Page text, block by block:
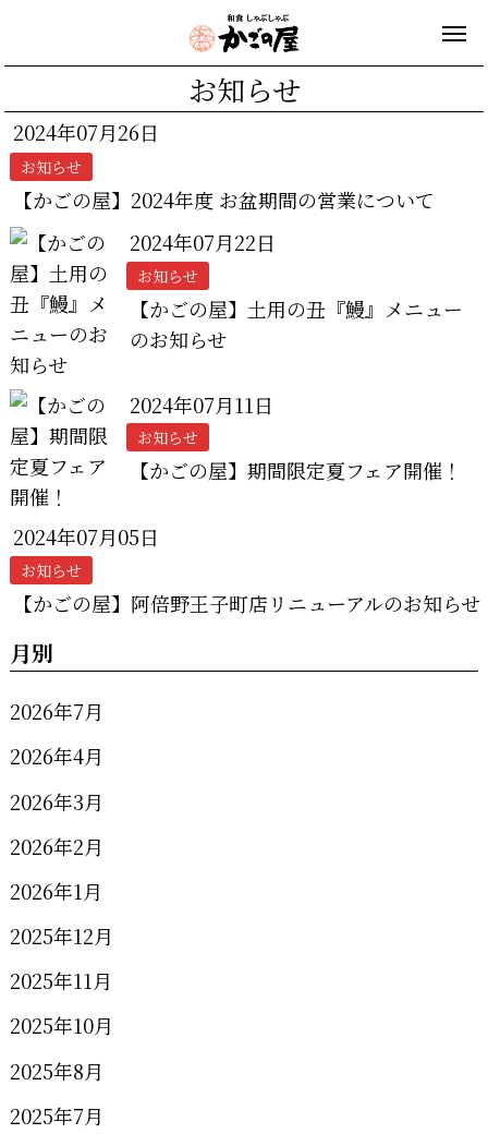
お知らせ
2024年07月26日
お知らせ
【かごの屋】2024年度 お盆期間の営業について
2024年07月22日
お知らせ
【かごの屋】土用の丑『鰻』メニュー
のお知らせ
2024年07月11日
お知らせ
【かごの屋】期間限定夏フェア開催！
2024年07月05日
お知らせ
【かごの屋】阿倍野王子町店リニューアルのお知らせ
月別
2026年7月
2026年4月
2026年3月
2026年2月
2026年1月
2025年12月
2025年11月
2025年10月
2025年8月
2025年7月